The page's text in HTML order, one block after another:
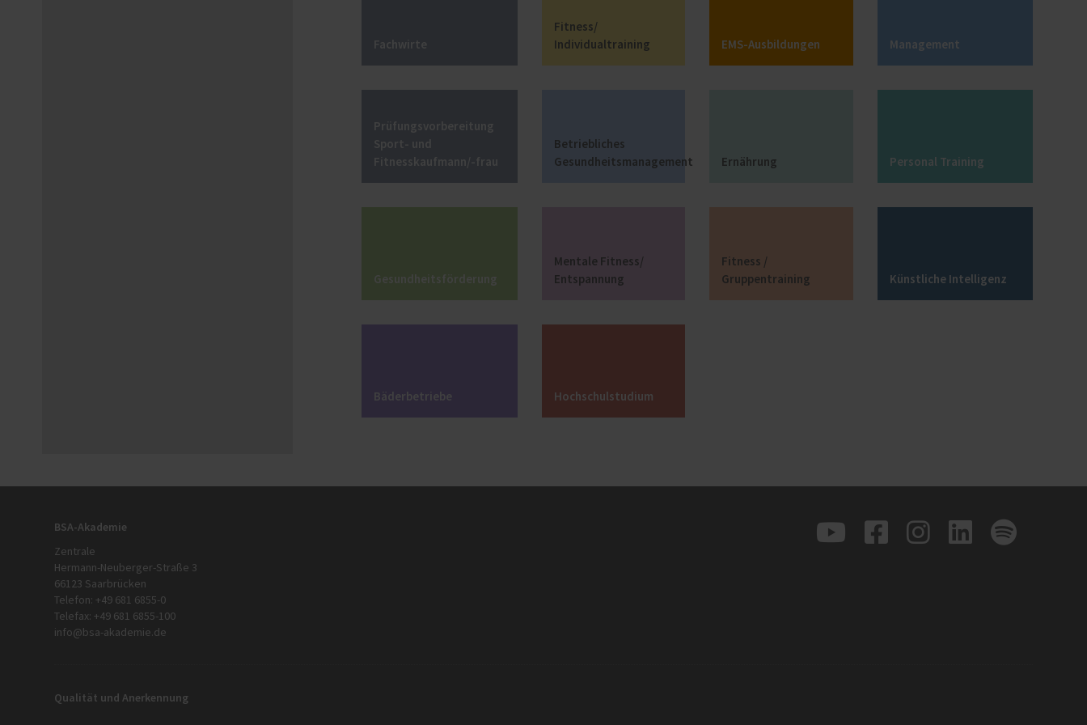
Fachwirte
Fitness/
Individualtraining
EMS-Ausbildungen Management
Prüfungsvorbereitung
Sport- und
Fitnesskaufmann/-frau
Betriebliches
Gesundheitsmanagement
Ernährung Personal Training
Gesundheitsförderung
Mentale Fitness/
Entspannung
Fitness /
Gruppentraining
Künstliche Intelligenz
Bäderbetriebe Hochschulstudium
BSA-Akademie
Zentrale
Hermann-Neuberger-Straße 3
66123 Saarbrücken
Telefon: +49 681 6855-0
Telefax: +49 681 6855-100
info@bsa-akademie.de
Qualität und Anerkennung